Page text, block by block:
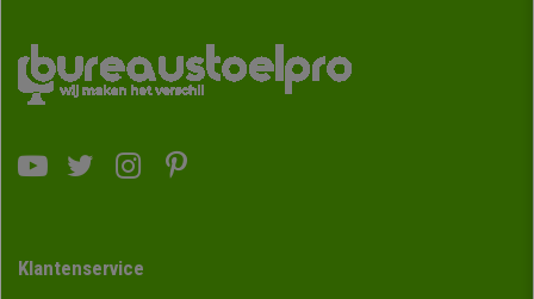
Klantenservice